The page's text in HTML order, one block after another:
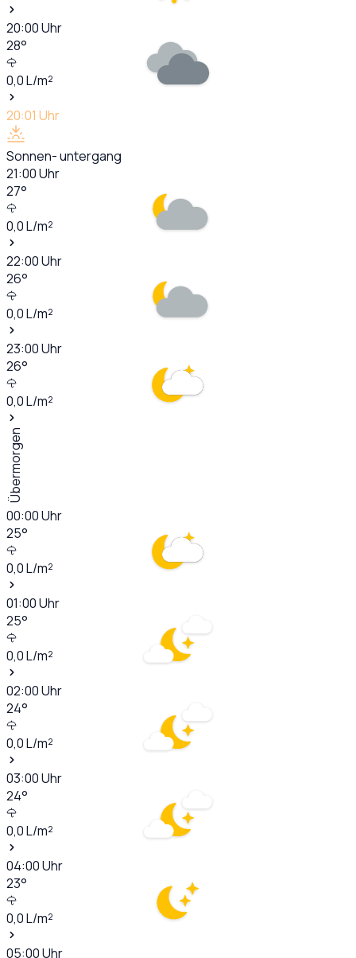
20:00Uhr
28°
0,0L/m²
20:01 Uhr
Sonnen- untergang
21:00Uhr
27°
0,0L/m²
22:00Uhr
26°
0,0L/m²
23:00Uhr
26°
0,0L/m²
Übermorgen
00:00Uhr
25°
0,0L/m²
01:00Uhr
25°
0,0L/m²
02:00Uhr
24°
0,0L/m²
03:00Uhr
24°
0,0L/m²
04:00Uhr
23°
0,0L/m²
05:00Uhr